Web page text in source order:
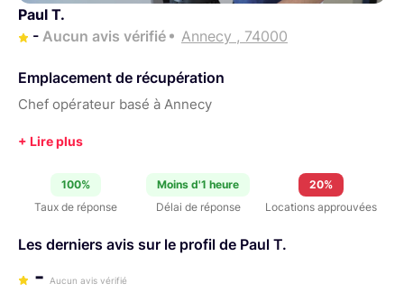
Paul T.
- Aucun avis vérifié Annecy , 74000
Emplacement de récupération
Chef opérateur basé à Annecy
100%
Taux de réponse
Moins d'1 heure
Délai de réponse
20%
Locations approuvées
Les derniers avis sur le profil de Paul T.
- Aucun avis vérifié